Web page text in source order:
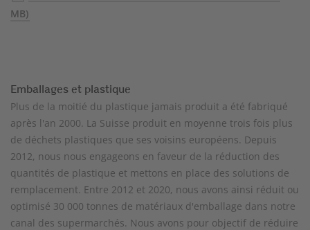
MB)
Emballages et plastique
Plus de la moitié du plastique jamais produit a été fabriqué
après l'an 2000. La Suisse produit en moyenne trois fois plus
de déchets plastiques que ses voisins européens. Depuis
2012, nous nous engageons en faveur de la réduction des
quantités de plastique et mettons en place des solutions de
remplacement. Entre 2012 et 2020, nous avons ainsi réduit ou
optimisé 30 000 tonnes de matériaux d'emballage dans notre
canal des supermarchés. Nous avons pour objectif de réduire